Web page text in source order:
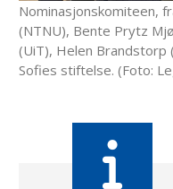
Nominasjonskomiteen,
(NTNU), Bente Prytz
(UiT), Helen Brandstorp
Sofies stiftelse. (Foto: